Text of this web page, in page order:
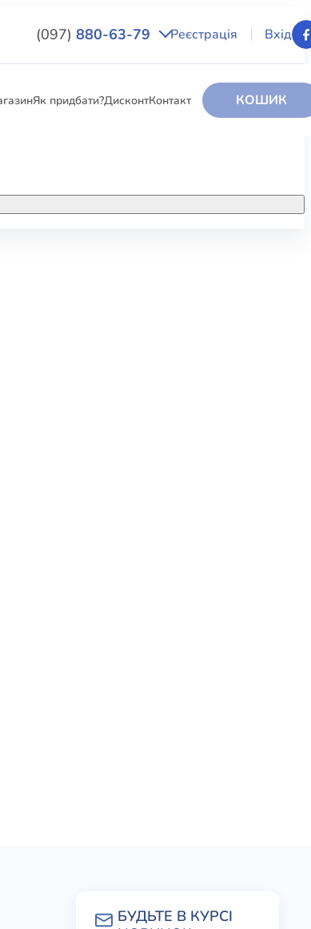
(097) 880-63-79 Реєстрація Вхід
Як придбати?ДисконтКонтакт КОШИК